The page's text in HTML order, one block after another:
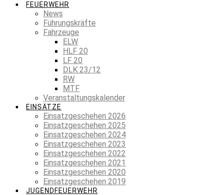
FEUERWEHR
News
Führungskräfte
Fahrzeuge
ELW
HLF 20
LF 20
DLK 23/12
RW
MTF
Veranstaltungskalender
EINSÄTZE
Einsatzgeschehen 2026
Einsatzgeschehen 2025
Einsatzgeschehen 2024
Einsatzgeschehen 2023
Einsatzgeschehen 2022
Einsatzgeschehen 2021
Einsatzgeschehen 2020
Einsatzgeschehen 2019
JUGENDFEUERWEHR